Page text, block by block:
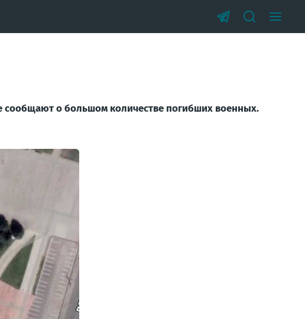
сообщают о большом количестве погибших военных.